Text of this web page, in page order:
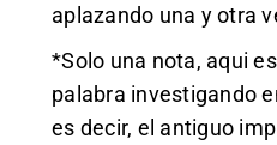
aplazando una y otra
*Solo una nota, aqui
palabra investigando
es decir, el antiguo